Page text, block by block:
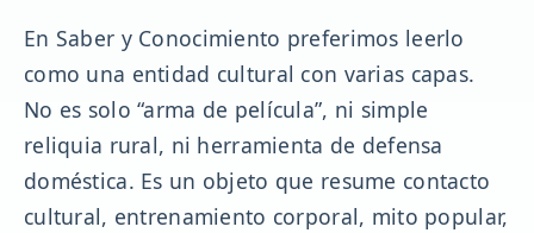
En Saber y Conocimiento preferimos leerlo
como una entidad cultural con varias capas.
No es solo “arma de película”, ni simple
reliquia rural, ni herramienta de defensa
doméstica. Es un objeto que resume contacto
cultural, entrenamiento corporal, mito popular,